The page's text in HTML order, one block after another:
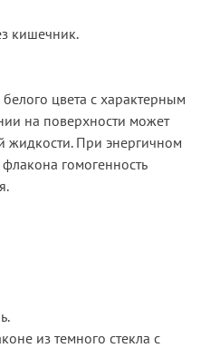
кишечник.
цвета с характерным
на поверхности может
жидкости. При энергичном
гомогенность
из темного стекла с